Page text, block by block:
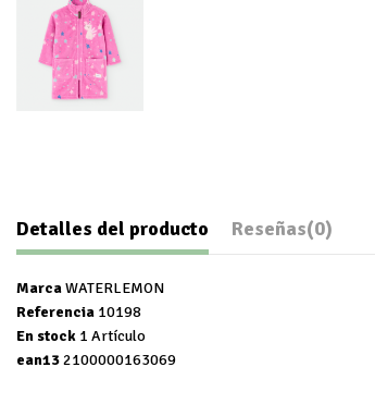
Detalles del producto Reseñas(0)
MarcaWATERLEMON
Referencia 10198
En stock 1 Artículo
ean132100000163069